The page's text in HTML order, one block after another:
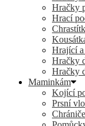
Hračky
Hrací
Hrající
Hračky
Hračky
Maminkám
Kojící
Prsní